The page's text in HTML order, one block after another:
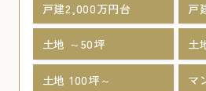
戸建2,000万円台 戸
土地 ～50坪 土
土地 100坪～ マ